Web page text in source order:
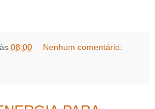
às 08:00 Nenhum comentário: